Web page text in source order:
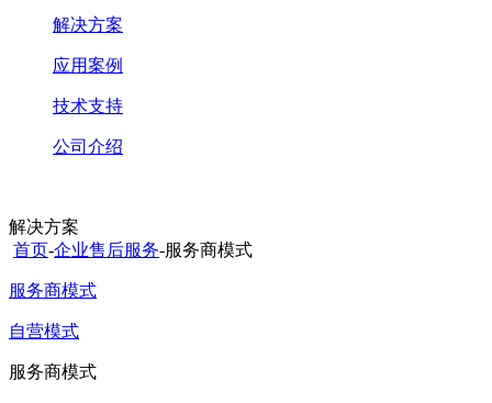
解决方案
应用案例
技术支持
公司介绍
解决方案
首页-企业售后服务-服务商模式
服务商模式
自营模式
服务商模式